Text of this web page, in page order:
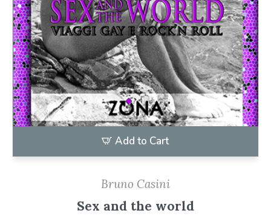
Add to Cart
Bruno Casini
Sex and the world